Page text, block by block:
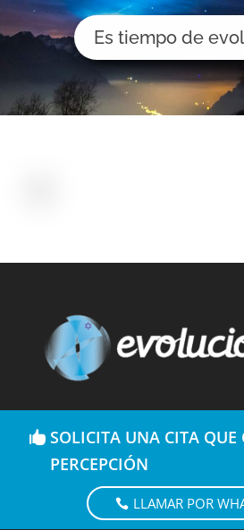
Es tiempo de
SOLICITA UNA CITA QUE
PERCEPCIÓN
LLAMAR POR